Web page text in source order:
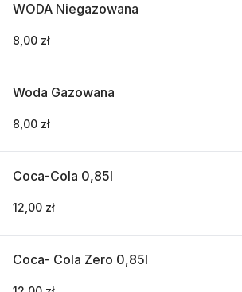
WODA Niegazowana
8,00 zł
Woda Gazowana
8,00 zł
Coca-Cola 0,85l
12,00 zł
Coca- Cola Zero 0,85l